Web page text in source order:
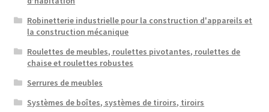
Robinetterie industrielle pour la construction d'appareils et
la construction mécanique
Roulettes de meubles, roulettes pivotantes, roulettes de
chaise et roulettes robustes
Serrures de meubles
Systèmes de boîtes, systèmes de tiroirs, tiroirs